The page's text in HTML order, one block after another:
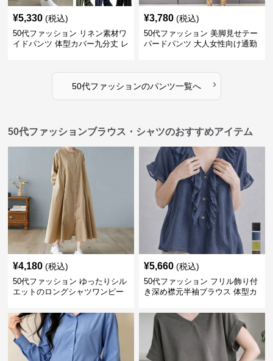
¥5,330 (税込)
50代ファッション リネン素材ワ
イドパンツ 体型カバー九分丈 レ
¥3,780 (税込)
50代ファッション 美脚見せテー
パードパンツ 大人女性向け通勤
50代ファッションのパンツ一覧へ ›
50代ファッションブラウス・シャツのおすすめアイテム
¥4,180 (税込)
50代ファッション ゆったりシル
エットのロングシャツワンピー
¥5,660 (税込)
50代ファッション フリル飾り付
き深め襟元半袖ブラウス 体型カ